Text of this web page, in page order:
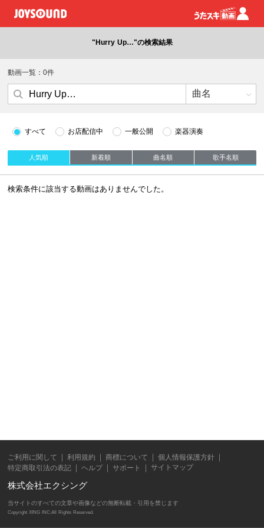
"Hurry Up…"の検索結果
動画一覧：0件
すべて お店配信中 一般公開 楽器演奏
人気順 新着順 曲名順 歌手名順
検索条件に該当する動画はありませんでした。
ご利用に関して 利用規約 商標について
個人情報保護方針
特定商取引法の表記
ヘルプ サポート サイトマップ
株式会社エクシング
当サイトのすべての文章や画像などの無断転載・引用を禁じます
Copyright XING INC.All Rights Reserved.